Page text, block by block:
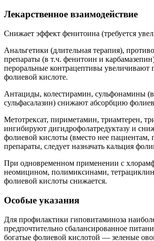
Лекарственное взаимодействие
Снижает эффект фенитоина (требуется
Анальгетики (длительная терапия),
препараты (в т.ч. фенитоин и
пероральные контрацептивы увеличивают
фолиевой кислоте.
Антациды, колестирамин, сульфонамины (в
сульфасалазин) снижают абсорбцию
Метотрексат, пириметамин, триамтерен,
ингибируют дигидрофолатредуктазу и
фолиевой кислоты (вместо нее
препараты, следует назначать кальция
При одновременном применении с
неомицином, полимиксинами,
фолиевой кислоты снижается.
Особые указания
Для профилактики гиповитаминоза
предпочтительно сбалансированное
богатые фолиевой кислотой — зеленые